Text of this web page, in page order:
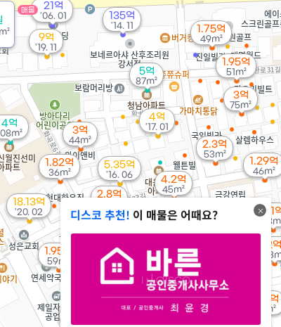
2.8억
21억
'06. 01
매물
2억
4억
3억
75m²
5억
87m²
1.95억
51m²
2.3억
53m²
1.82억
36m²
1.95억
59m²
2.1
1.75억
49m²
4.2억
45m²
2.6억
87m² 1.63억
53m²
1.32억
35m²
1.35억
3억
44m²
1.29억
46m²
18.13억
'20. 02
9억
'19. 11
4억
'17. 01
5.35억
'16. 06
135억
'14. 11
디스코 추천! 이 매물은 어때요?